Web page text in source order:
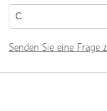
Senden Sie eine Frage